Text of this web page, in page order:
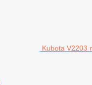
Kubota V2203